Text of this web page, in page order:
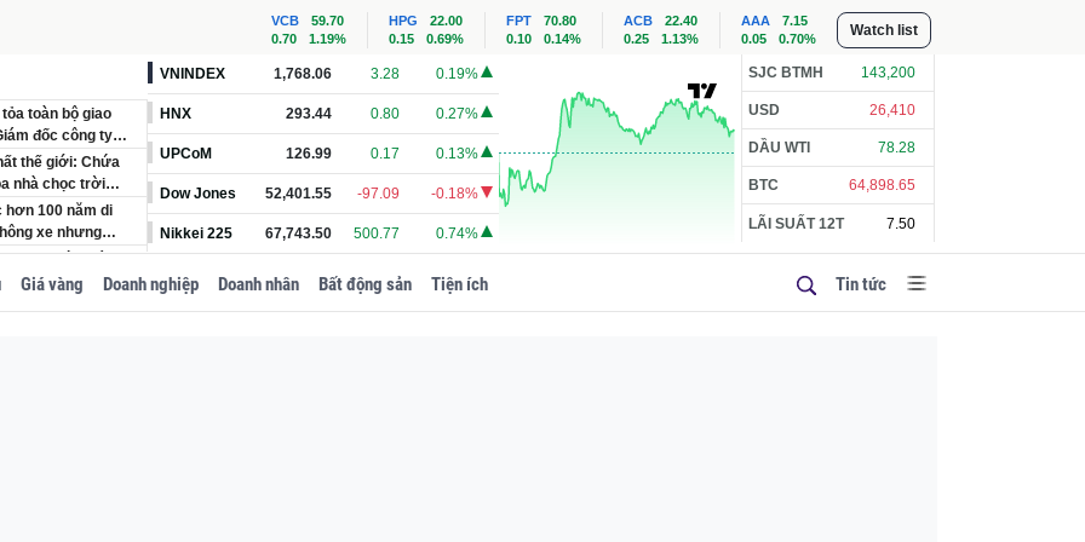
VCB
59.70
0.70
1.19%
HPG
22.00
0.15
0.69%
FPT
70.80
0.10
0.14%
ACB
22.40
0.25
1.13%
AAA
7.15
0.05
0.70% Watch list
toàn bộ giao
đốc công ty
thế giới: Chứa
nhà chọc trời
hơn 100 năm di
xe nhưng
cư lừa bán
đèo dài nhất cả
VNINDEX 1,768.06 3.28 0.19%
HNX 293.44 0.80 0.27%
UPCoM 126.99 0.17 0.13%
Dow Jones 52,401.55 -97.09 -0.18%
Nikkei 225 67,743.50 500.77 0.74%
SJC BTMH 143,200
USD 26,410
DẦU WTI 78.28
BTC 64,898.65
LÃI SUẤT 12T 7.50
Giá vàng Doanh nghiệp Doanh nhân Bất động sản Tiện ích Tin tức